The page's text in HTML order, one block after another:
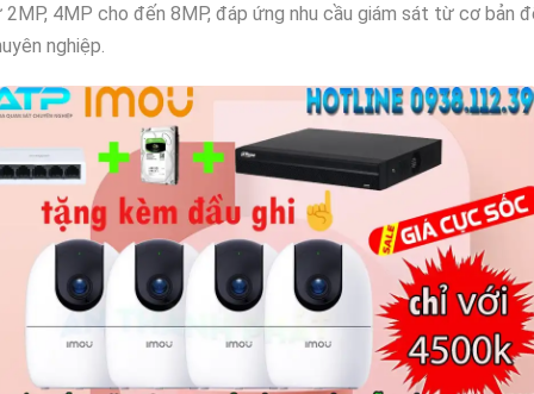
4MP cho đến 8MP, đáp ứng nhu cầu giám sát từ cơ bản
nghiệp.